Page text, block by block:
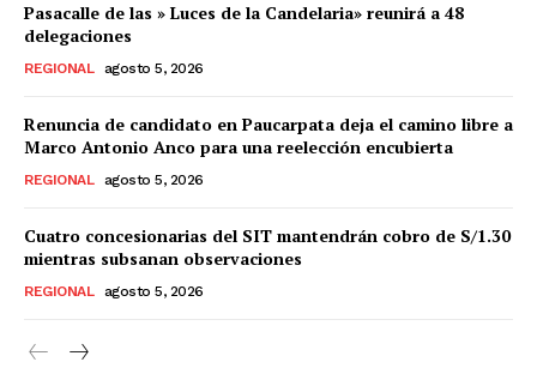
Pasacalle de las » Luces de la Candelaria» reunirá a 48
delegaciones
REGIONAL agosto 5, 2026
Renuncia de candidato en Paucarpata deja el camino libre a
Marco Antonio Anco para una reelección encubierta
REGIONAL agosto 5, 2026
Cuatro concesionarias del SIT mantendrán cobro de S/1.30
mientras subsanan observaciones
REGIONAL agosto 5, 2026